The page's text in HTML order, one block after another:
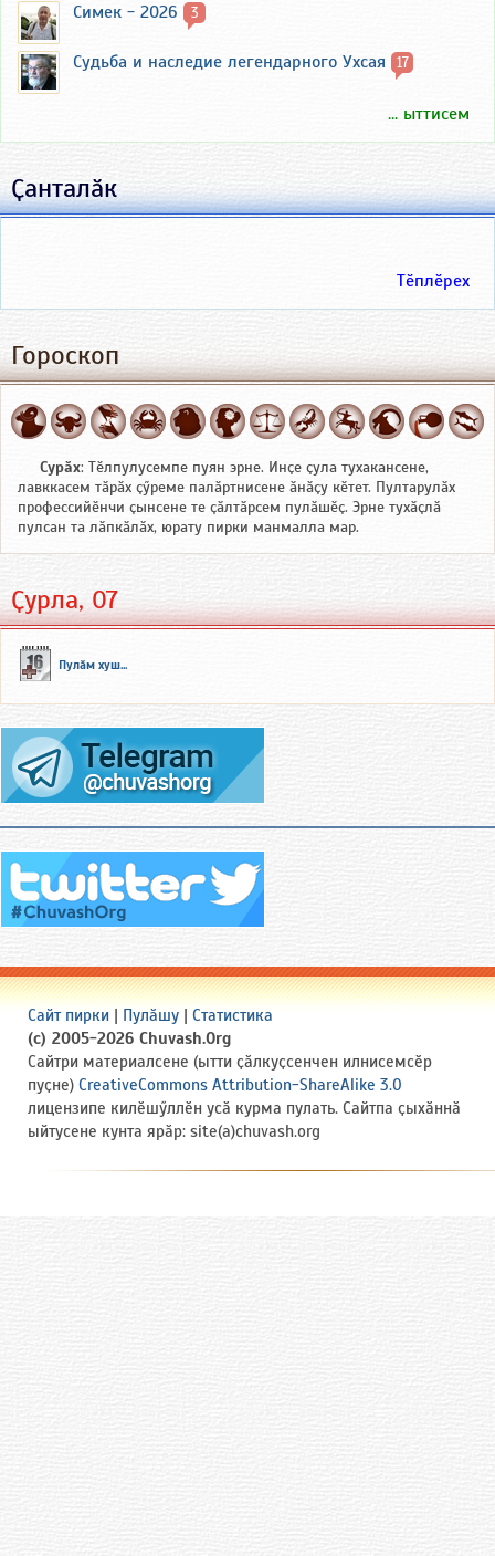
Симек - 2026 3
Судьба и наследие легендарного Ухсая 17
... ыттисем
Ҫанталӑк
Тӗплӗрех
Гороскоп
Сурӑх: Тӗлпулусемпе пуян эрне. Инҫе ҫула тухакансене,
лавккасем тӑрӑх ҫӳреме палӑртнисене ӑнӑҫу кӗтет. Пултарулӑх
профессийӗнчи ҫынсене те ҫӑлтӑрсем пулӑшӗҫ. Эрне тухӑҫлӑ
пулсан та лӑпкӑлӑх, юрату пирки манмалла мар.
Ҫурла, 07
Пулӑм хуш...
Сайт пирки | Пулӑшу | Статистика
(c) 2005-2026 Chuvash.Org
Сайтри материалсене (ытти ҫӑлкуҫсенчен илнисемсӗр
пуҫне) CreativeCommons Attribution-ShareAlike 3.0
лицензипе килӗшӳллӗн усӑ курма пулать. Сайтпа ҫыхӑннӑ
ыйтусене кунта ярӑр: site(a)chuvash.org